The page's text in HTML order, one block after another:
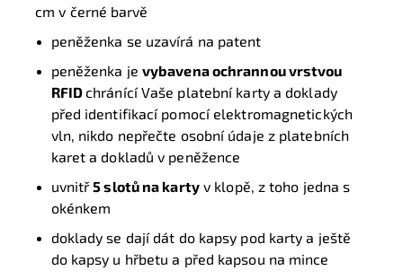
cm v černé barvě
peněženka se uzavírá na patent
peněženka je vybavena ochrannou vrstvou
RFIDchránící Vaše platební karty a doklady
před identifikací pomocí elektromagnetických
vln, nikdo nepřečte osobní údaje z platebních
karet a dokladů v peněžence
uvnitř5 slotů na kartyv klopě, z toho jedna s
okénkem
doklady se dají dát do kapsy pod karty a ještě
do kapsy u hřbetu a před kapsou na mince